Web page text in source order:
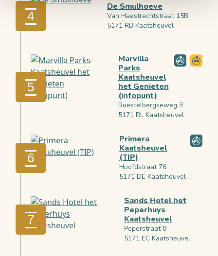
4
De Smulhoeve
Van Haestrechtstraat 15B
5171 RB Kaatsheuvel
5
Marvilla
Parks
Kaatsheuvel
het Genieten
(infopunt)
Roestelbergseweg 3
5171 RL Kaatsheuvel
6
Primera
Kaatsheuvel
(TIP)
Hoofdstraat 76
5171 DE Kaatsheuvel
7
Sands Hotel het
Peperhuys
Kaatsheuvel
Peperstraat 8
5171 EC Kaatsheuvel